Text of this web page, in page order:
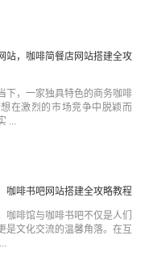
站，咖啡简餐店网站搭建全攻
下，一家独具特色的商务咖啡
在激烈的市场竞争中脱颖而
...
咖啡书吧网站搭建全攻略教程
咖啡馆与咖啡书吧不仅是人们
是文化交流的温馨角落。在互